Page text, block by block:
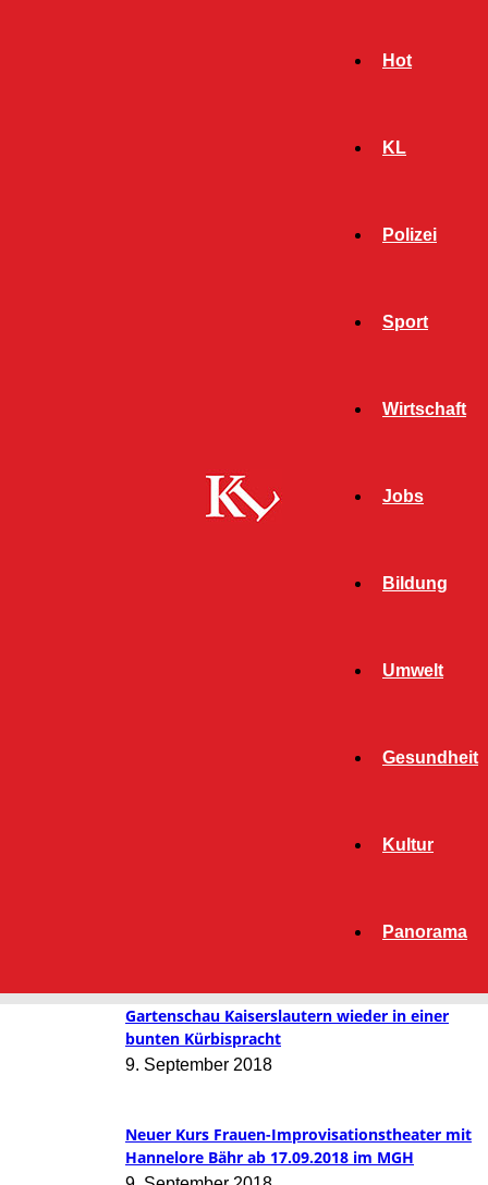
Hot
KL
Polizei
Sport
Wirtschaft
Jobs
Bildung
Umwelt
Gesundheit
Kultur
Panorama
Gartenschau Kaiserslautern wieder in einer
bunten Kürbispracht
9. September 2018
Neuer Kurs Frauen-Improvisationstheater mit
Hannelore Bähr ab 17.09.2018 im MGH